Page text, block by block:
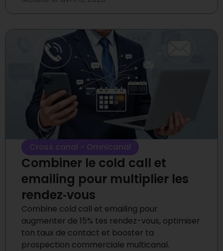
Cross canal - Omnicanal
Combiner le cold call et
emailing pour multiplier les
rendez‑vous
Combine cold call et emailing pour
augmenter de 15% tes rendez-vous, optimiser
ton taux de contact et booster ta
prospection commerciale multicanal.